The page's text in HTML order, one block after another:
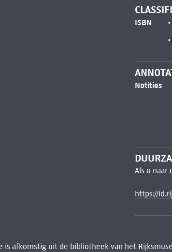
ISBN
Notities
Als u naar
https://
is afkomstig uit de bibliotheek van het